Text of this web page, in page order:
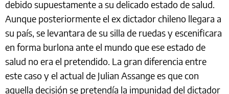
debido supuestamente a su delicado estado de salud.
Aunque posteriormente el ex dictador chileno llegara a
su país, se levantara de su silla de ruedas y escenificara
en forma burlona ante el mundo que ese estado de
salud no era el pretendido. La gran diferencia entre
este caso y el actual de Julian Assange es que con
aquella decisión se pretendía la impunidad del dictador